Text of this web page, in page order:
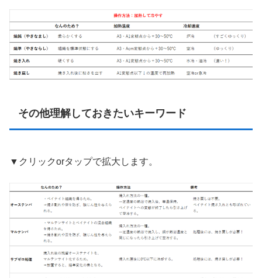
その他理解しておきたいキーワード
▼クリックorタップで拡大します。